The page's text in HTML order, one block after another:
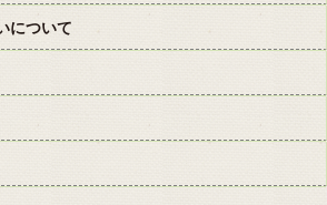
について